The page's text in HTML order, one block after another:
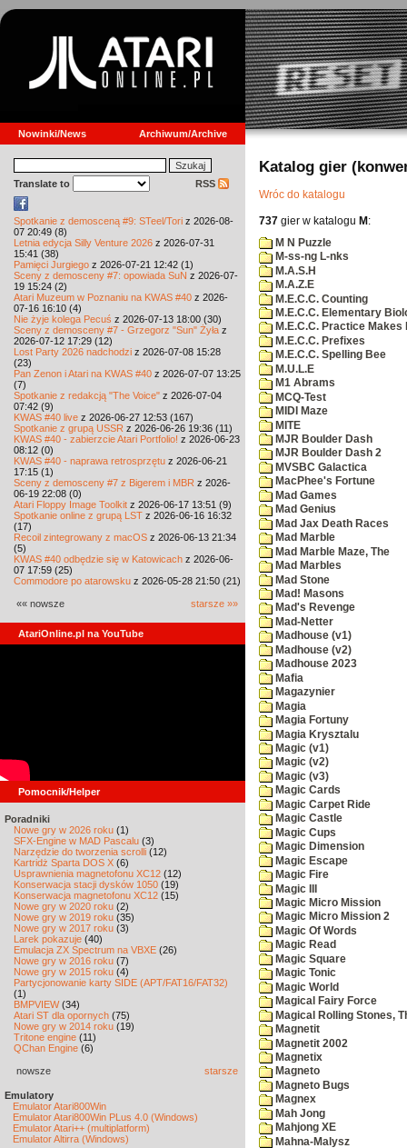
Nowinki/News Archiwum/Archive
Translate to RSS
Spotkanie z demosceną #9: STeel/Tori z 2026-08-
07 20:49 (8)
Letnia edycja Silly Venture 2026 z 2026-07-31
15:41 (38)
Pamięci Jurgiego z 2026-07-21 12:42 (1)
Sceny z demosceny #7: opowiada SuN z 2026-07-
19 15:24 (2)
Atari Muzeum w Poznaniu na KWAS #40 z 2026-
07-16 16:10 (4)
Nie żyje kolega Pecuś z 2026-07-13 18:00 (30)
Sceny z demosceny #7 - Grzegorz "Sun" Żyła z
2026-07-12 17:29 (12)
Lost Party 2026 nadchodzi z 2026-07-08 15:28
(23)
Pan Zenon i Atari na KWAS #40 z 2026-07-07 13:25
(7)
Spotkanie z redakcją "The Voice" z 2026-07-04
07:42 (9)
KWAS #40 live z 2026-06-27 12:53 (167)
Spotkanie z grupą USSR z 2026-06-26 19:36 (11)
KWAS #40 - zabierzcie Atari Portfolio! z 2026-06-23
08:12 (0)
KWAS #40 - naprawa retrosprzętu z 2026-06-21
17:15 (1)
Sceny z demosceny #7 z Bigerem i MBR z 2026-
06-19 22:08 (0)
Atari Floppy Image Toolkit z 2026-06-17 13:51 (9)
Spotkanie online z grupą LST z 2026-06-16 16:32
(17)
Recoil zintegrowany z macOS z 2026-06-13 21:34
(5)
KWAS #40 odbędzie się w Katowicach z 2026-06-
07 17:59 (25)
Commodore po atarowsku z 2026-05-28 21:50 (21)
«« nowsze starsze »»
AtariOnline.pl na YouTube
Pomocnik/Helper
Poradniki
Nowe gry w 2026 roku (1)
SFX-Engine w MAD Pascalu (3)
Narzędzie do tworzenia scrolli (12)
Kartridż Sparta DOS X (6)
Usprawnienia magnetofonu XC12 (12)
Konserwacja stacji dysków 1050 (19)
Konserwacja magnetofonu XC12 (15)
Nowe gry w 2020 roku (2)
Nowe gry w 2019 roku (35)
Nowe gry w 2017 roku (3)
Larek pokazuje (40)
Emulacja ZX Spectrum na VBXE (26)
Nowe gry w 2016 roku (7)
Nowe gry w 2015 roku (4)
Partycjonowanie karty SIDE (APT/FAT16/FAT32)
(1)
BMPVIEW(34)
Atari ST dla opornych (75)
Nowe gry w 2014 roku (19)
Tritone engine (11)
QChan Engine (6)
nowsze starsze
Emulatory
Emulator Atari800Win
Emulator Atari800Win PLus 4.0 (Windows)
Emulator Atari++ (multiplatform)
Emulator Altirra (Windows)
Katalog gier
Wróc do katalogu
737 gier w katalogu M :
M N Puzzle
M-ss-ng L-nks
M.A.S.H
M.A.Z.E
M.E.C.C. Counting
M.E.C.C. Elementary
M.E.C.C. Practice Makes
M.E.C.C. Prefixes
M.E.C.C. Spelling Bee
M.U.L.E
M1 Abrams
MCQ-Test
MIDI Maze
MITE
MJR Boulder Dash
MJR Boulder Dash 2
MVSBC Galactica
MacPhee's Fortune
Mad Games
Mad Genius
Mad Jax Death Races
Mad Marble
Mad Marble Maze, The
Mad Marbles
Mad Stone
Mad! Masons
Mad's Revenge
Mad-Netter
Madhouse (v1)
Madhouse (v2)
Madhouse 2023
Mafia
Magazynier
Magia
Magia Fortuny
Magia Krysztalu
Magic (v1)
Magic (v2)
Magic (v3)
Magic Cards
Magic Carpet Ride
Magic Castle
Magic Cups
Magic Dimension
Magic Escape
Magic Fire
Magic III
Magic Micro Mission
Magic Micro Mission 2
Magic Of Words
Magic Read
Magic Square
Magic Tonic
Magic World
Magical Fairy Force
Magical Rolling Stones,
Magnetit
Magnetit 2002
Magnetix
Magneto
Magneto Bugs
Magnex
Mah Jong
Mahjong XE
Mahna-Malysz